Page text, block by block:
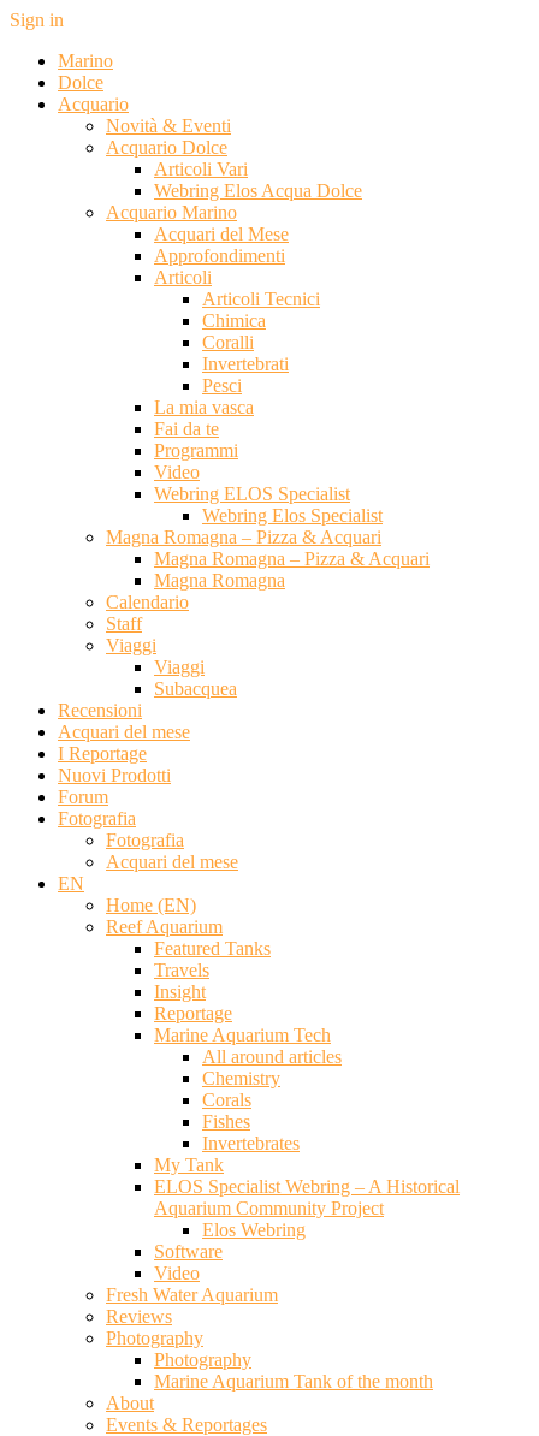
Sign in
Marino
Dolce
Acquario
Novità & Eventi
Acquario Dolce
Articoli Vari
Webring Elos Acqua Dolce
Acquario Marino
Acquari del Mese
Approfondimenti
Articoli
Articoli Tecnici
Chimica
Coralli
Invertebrati
Pesci
La mia vasca
Fai da te
Programmi
Video
Webring ELOS Specialist
Webring Elos Specialist
Magna Romagna – Pizza & Acquari
Magna Romagna – Pizza & Acquari
Magna Romagna
Calendario
Staff
Viaggi
Viaggi
Subacquea
Recensioni
Acquari del mese
I Reportage
Nuovi Prodotti
Forum
Fotografia
Fotografia
Acquari del mese
EN
Home (EN)
Reef Aquarium
Featured Tanks
Travels
Insight
Reportage
Marine Aquarium Tech
All around articles
Chemistry
Corals
Fishes
Invertebrates
My Tank
ELOS Specialist Webring – A Historical
Aquarium Community Project
Elos Webring
Software
Video
Fresh Water Aquarium
Reviews
Photography
Photography
Marine Aquarium Tank of the month
About
Events & Reportages